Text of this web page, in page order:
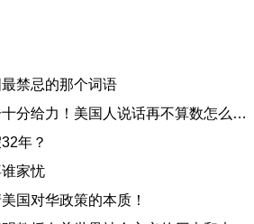
禁忌的那个词语
给力！美国人说话再不算数怎么办？
年？
家忧
国对华政策的本质！